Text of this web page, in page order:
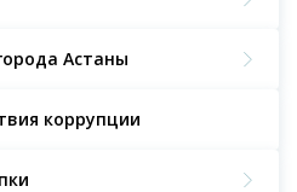
Астаны
коррупции